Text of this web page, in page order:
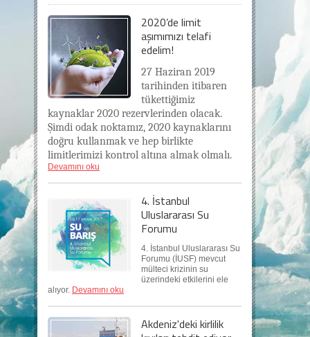
2020’de limit
aşımımızı telafi
edelim!
27 Haziran 2019
tarihinden itibaren
tükettiğimiz
kaynaklar 2020 rezervlerinden olacak.
Şimdi odak noktamız, 2020 kaynaklarını
doğru kullanmak ve hep birlikte
limitlerimizi kontrol altına almak olmalı.
Devamını oku
4. İstanbul
Uluslararası Su
Forumu
4. İstanbul Uluslararası Su
Forumu (İUSF) mevcut
mülteci krizinin su
üzerindeki etkilerini ele
alıyor. Devamını oku
Akdeniz'deki kirlilik